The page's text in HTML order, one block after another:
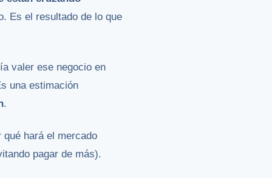
Es el resultado de lo que
valer ese negocio en
una estimación
.
hará el mercado
pagar de más).